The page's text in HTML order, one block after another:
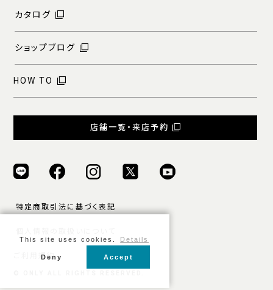
カタログ
ショップブログ
HOW TO
店舗一覧・来店予約
特定商取引法に基づく表記
ご利用規約
This site uses cookies. Details
Deny Accept